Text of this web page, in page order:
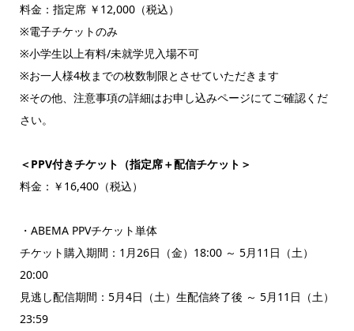
料金：指定席 ￥12,000（税込）
※電子チケットのみ
※小学生以上有料/未就学児入場不可
※お一人様4枚までの枚数制限とさせていただきます
※その他、注意事項の詳細はお申し込みページにてご確認くだ
さい。
＜PPV付きチケット（指定席＋配信チケット＞
料金：￥16,400（税込）
・ABEMA PPVチケット単体
チケット購入期間：1月26日（金）18:00 ～ 5月11日（土）
20:00
見逃し配信期間：5月4日（土）生配信終了後 ～ 5月11日（土）
23:59